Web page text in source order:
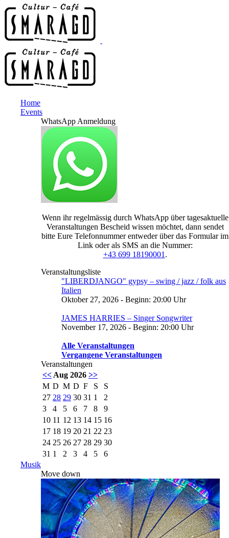
Home
Events
WhatsApp Anmeldung
Wenn ihr regelmässig durch WhatsApp über tagesaktuelle
Veranstaltungen Bescheid wissen möchtet, dann sendet
bitte Eure Telefonnummer entweder über das Formular im
Link oder als SMS an die Nummer:
+43 699 18190001 .
Veranstaltungsliste
"LIBERDJANGO" gypsy – swing / jazz / folk aus
Italien
Oktober 27, 2026 - Beginn: 20:00 Uhr
JAMES HARRIES – Singer Songwriter
November 17, 2026 - Beginn: 20:00 Uhr
Alle Veranstaltungen
Vergangene Veranstaltungen
Veranstaltungen
<< Aug 2026 >>
M D M D F S
S
27 28 29 30 31 1
2
3
4 5 6 7 8
9
10 11 12 13 14 15 16
17 18 19 20 21 22 23
24 25 26 27 28 29 30
31 1 2 3 4 5
6
Musik
Move down